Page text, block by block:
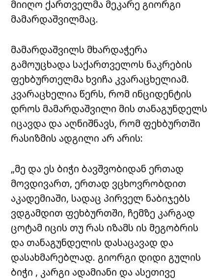
მიიღო ქართველმა მეკარე გიორგი
მამარდაშვილმაც.
მამარდაშვილს მხარდაჭერა
გამოუცხადა საქართველოს ნაკრების
ფეხბურთელმა ხვიჩა კვარაცხელიამ.
კვარაცხელია წერს, რომ ინციდენტის
დროს მამარდაშვილი მის თანაგუნდელს
იცავდა და აღნიშნავს, რომ ფეხბურთში
რასიზმის ადგილი არ არის:
„მე და ეს ბიჭი ბავშვობიდან ერთად
მოვდივართ, ერთად ვცხოვრობდით
აკადემიაში, სადაც პირველ ნაბიჯებს
ვდგამდით ფეხბურთში, ჩემზე კარგად
ცოტამ იცის თუ რას იზამს ის მეგობრის
და თანაგუნდელის დასაცავად და
დასახმარებლად. გიორგი დიდი გულის
ბიჭი , კარგი ადამიანი და ასეთივე